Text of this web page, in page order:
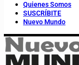
Quienes Somos
SUSCRÍBITE
Nuevo Mundo